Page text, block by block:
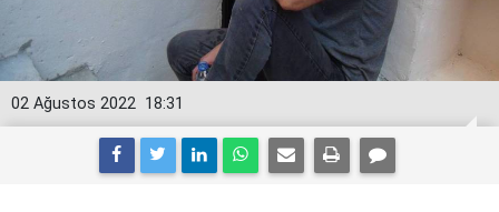
18:31
02 Ağustos 2022